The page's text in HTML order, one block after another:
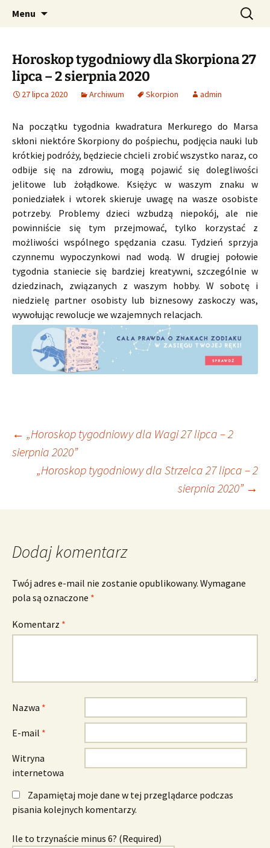
CzaroMarowy horoskop
dzienny, miesięczny i
tygodniowy
Profesjonalne przepowiednie astrologiczne
Menu Szukaj:
Horoskop tygodniowy dla Skorpiona 27
lipca – 2 sierpnia 2020
27 lipca 2020 Archiwum Skorpion admin
Na początku tygodnia kwadratura Merkurego do Marsa
skłoni niektóre Skorpiony do pośpiechu, podjęcia nauki lub
krótkiej podróży, będziecie chcieli zrobić wszystko naraz, co
odbije się na zdrowiu, mogą pojawić się dolegliwości
jelitowe lub żołądkowe. Księżyc w waszym znaku w
poniedziałek i wtorek skieruje uwagę na wasze osobiste
potrzeby. Problemy dzieci wzbudzą niepokój, ale nie
powinniście się tym przejmować, tylko korzystać z
możliwości wspólnego spędzania czasu. Tydzień sprzyja
czynnemu wypoczynkowi nad wodą. W drugiej połowie
tygodnia staniecie się bardziej kreatywni, szczególnie w
dziedzinach, związanych z waszym hobby. W sobotę i
niedzielę partner osobisty lub biznesowy zaskoczy was,
wywołując rewolucje we wzajemnych relacjach.
Nawigacja
wpisu
← „Horoskop tygodniowy dla Wagi 27 lipca – 2
sierpnia 2020”
„Horoskop tygodniowy dla Strzelca 27 lipca – 2
sierpnia 2020” →
Dodaj komentarz
Twój adres e-mail nie zostanie opublikowany. Wymagane
pola są oznaczone *
Komentarz *
Nazwa *
E-mail *
Witryna
internetowa
Zapamiętaj moje dane w tej przeglądarce podczas
pisania kolejnych komentarzy.
Ile to trzynaście minus 6? (Required)